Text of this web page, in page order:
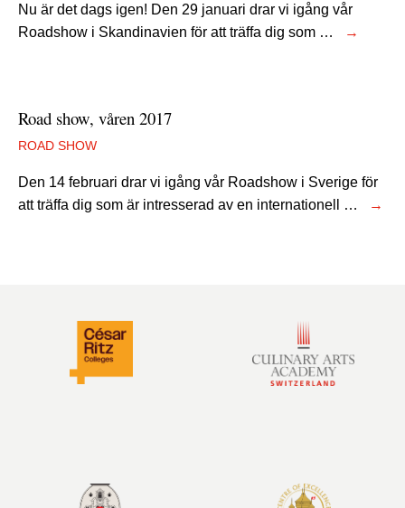
Nu är det dags igen! Den 29 januari drar vi igång vår
Roadshow i Skandinavien för att träffa dig som …
→
Road show, våren 2017
ROAD SHOW
Den 14 februari drar vi igång vår Roadshow i Sverige för
att träffa dig som är intresserad av en internationell …
→